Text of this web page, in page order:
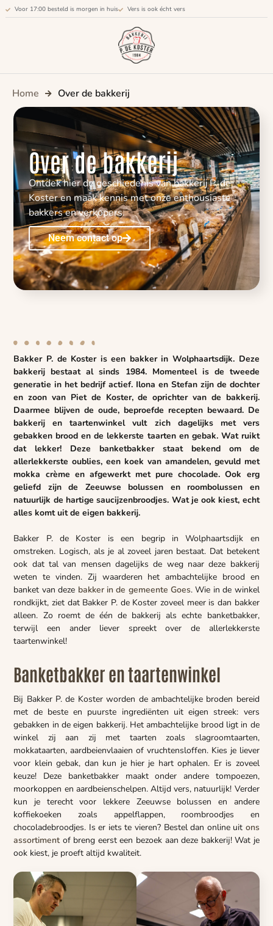
Voor 17:00 besteld is morgen in huis Vers is ook écht vers
Home Over de bakkerij
Over de bakkerij
Ontdek hier de geschiedenis van bakkerij P. de
Koster en maak kennis met onze enthousiaste
bakkers en verkopers.
Neem contact op
Bakker P. de Koster is een bakker in Wolphaartsdijk. Deze
bakkerij bestaat al sinds 1984. Momenteel is de tweede
generatie in het bedrijf actief. Ilona en Stefan zijn de dochter
en zoon van Piet de Koster, de oprichter van de bakkerij.
Daarmee blijven de oude, beproefde recepten bewaard. De
bakkerij en taartenwinkel vult zich dagelijks met vers
gebakken brood en de lekkerste taarten en gebak. Wat ruikt
dat lekker! Deze banketbakker staat bekend om de
allerlekkerste oublies, een koek van amandelen, gevuld met
mokka crème en afgewerkt met pure chocolade. Ook erg
geliefd zijn de Zeeuwse bolussen en roombolussen en
natuurlijk de hartige saucijzenbroodjes. Wat je ook kiest, echt
alles komt uit de eigen bakkerij.
Bakker P. de Koster is een begrip in Wolphaartsdijk en
omstreken. Logisch, als je al zoveel jaren bestaat. Dat betekent
ook dat tal van mensen dagelijks de weg naar deze bakkerij
weten te vinden. Zij waarderen het ambachtelijke brood en
banket van deze bakker in de gemeente Goes. Wie in de winkel
rondkijkt, ziet dat Bakker P. de Koster zoveel meer is dan bakker
alleen. Zo roemt de één de bakkerij als echte banketbakker,
terwijl een ander liever spreekt over de allerlekkerste
taartenwinkel!
Banketbakker en taartenwinkel
Bij Bakker P. de Koster worden de ambachtelijke broden bereid
met de beste en puurste ingrediënten uit eigen streek: vers
gebakken in de eigen bakkerij. Het ambachtelijke brood ligt in de
winkel zij aan zij met taarten zoals slagroomtaarten,
mokkataarten, aardbeienvlaaien of vruchtensloffen. Kies je liever
voor klein gebak, dan kun je hier je hart ophalen. Er is zoveel
keuze! Deze banketbakker maakt onder andere tompoezen,
moorkoppen en aardbeienschelpen. Altijd vers, natuurlijk! Verder
kun je terecht voor lekkere Zeeuwse bolussen en andere
koffiekoeken zoals appelflappen, roombroodjes en
chocoladebroodjes. Is er iets te vieren? Bestel dan online uit ons
assortimentof breng eerst een bezoek aan deze bakkerij! Wat je
ook kiest, je proeft altijd kwaliteit.